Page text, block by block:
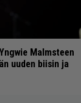
Malmsteen
uuden biisin ja